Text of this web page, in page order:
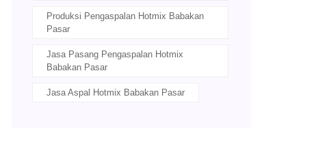
Produksi Pengaspalan Hotmix Babakan
Pasar
Jasa Pasang Pengaspalan Hotmix
Babakan Pasar
Jasa Aspal Hotmix Babakan Pasar